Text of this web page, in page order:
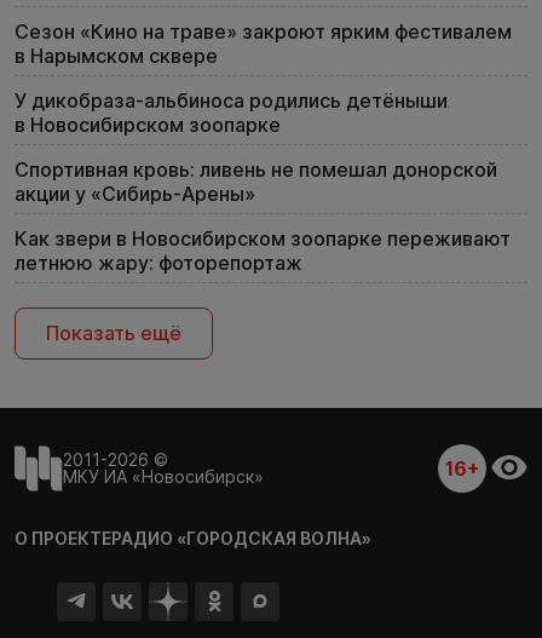
Сезон «Кино на траве» закроют ярким фестивалем
в Нарымском сквере
У дикобраза-альбиноса родились детёныши
в Новосибирском зоопарке
Спортивная кровь: ливень не помешал донорской
акции у «Сибирь-Арены»
Как звери в Новосибирском зоопарке переживают
летнюю жару: фоторепортаж
Показать ещё
2011-2026 ©
МКУ ИА «Новосибирск»
16+
О ПРОЕКТЕРАДИО «ГОРОДСКАЯ ВОЛНА»